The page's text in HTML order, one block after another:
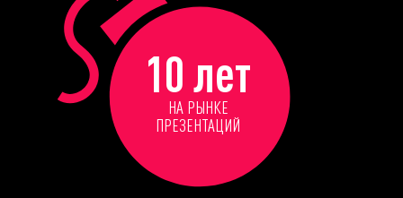
10 лет
НА РЫНКЕ
ПРЕЗЕНТАЦИЙ